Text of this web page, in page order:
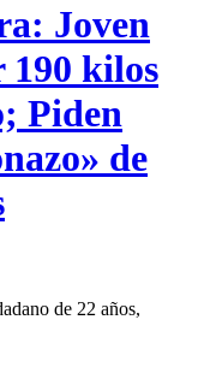
Joven
190 kilos
Piden
de
de 22 años,